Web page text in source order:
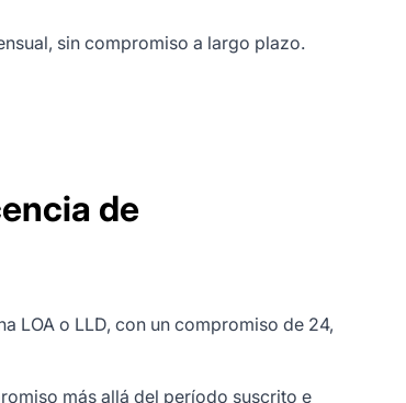
sin compromiso a largo plazo.
de
LOA o LLD, con un compromiso de 24,
más allá del período suscrito e